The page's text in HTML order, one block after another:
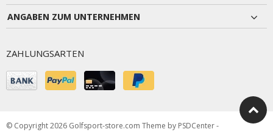
ANGABEN ZUM UNTERNEHMEN
ZAHLUNGSARTEN
© Copyright 2026 Golfsport-store.com Theme by PSDCenter-